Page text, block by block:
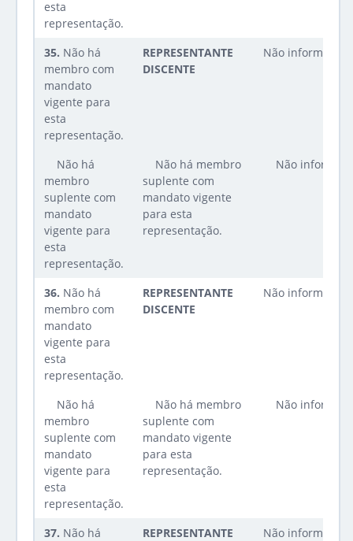
esta
representação.
35. Não há
membro com
mandato
vigente para
esta
representação.
REPRESENTANTE
DISCENTE
Não informado
Não há
membro
suplente com
mandato
vigente para
esta
representação.
Não há membro
suplente com
mandato vigente
para esta
representação.
Não
36. Não há
membro com
mandato
vigente para
esta
representação.
REPRESENTANTE
DISCENTE
Não informado
Não há
membro
suplente com
mandato
vigente para
esta
representação.
Não há membro
suplente com
mandato vigente
para esta
representação.
Não
37. Não há
REPRESENTANTE
Não informado